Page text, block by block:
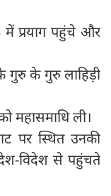
में प्रयाग पहुंचे और
गुरु के गुरु लाहिड़ी
महासमाधि ली।
पर स्थित उनकी
विदेश से पहुंचते